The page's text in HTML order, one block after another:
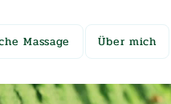
Massage Über mich